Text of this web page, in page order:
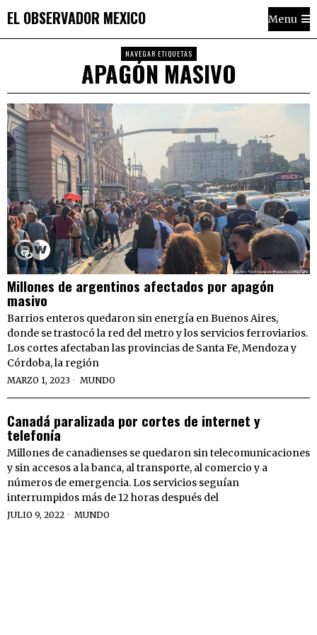
EL OBSERVADOR MEXICO Menu
NAVEGAR ETIQUETAS
APAGÓN MASIVO
Millones de argentinos afectados por apagón
masivo
Barrios enteros quedaron sin energía en Buenos Aires,
donde se trastocó la red del metro y los servicios ferroviarios.
Los cortes afectaban las provincias de Santa Fe, Mendoza y
Córdoba, la región
MARZO 1, 2023 MUNDO
Canadá paralizada por cortes de internet y
telefonía
Millones de canadienses se quedaron sin telecomunicaciones
y sin accesos a la banca, al transporte, al comercio y a
números de emergencia. Los servicios seguían
interrumpidos más de 12 horas después del
JULIO 9, 2022 MUNDO